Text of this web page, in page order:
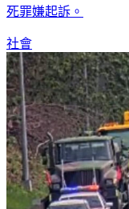
死罪嫌起訴。
社會